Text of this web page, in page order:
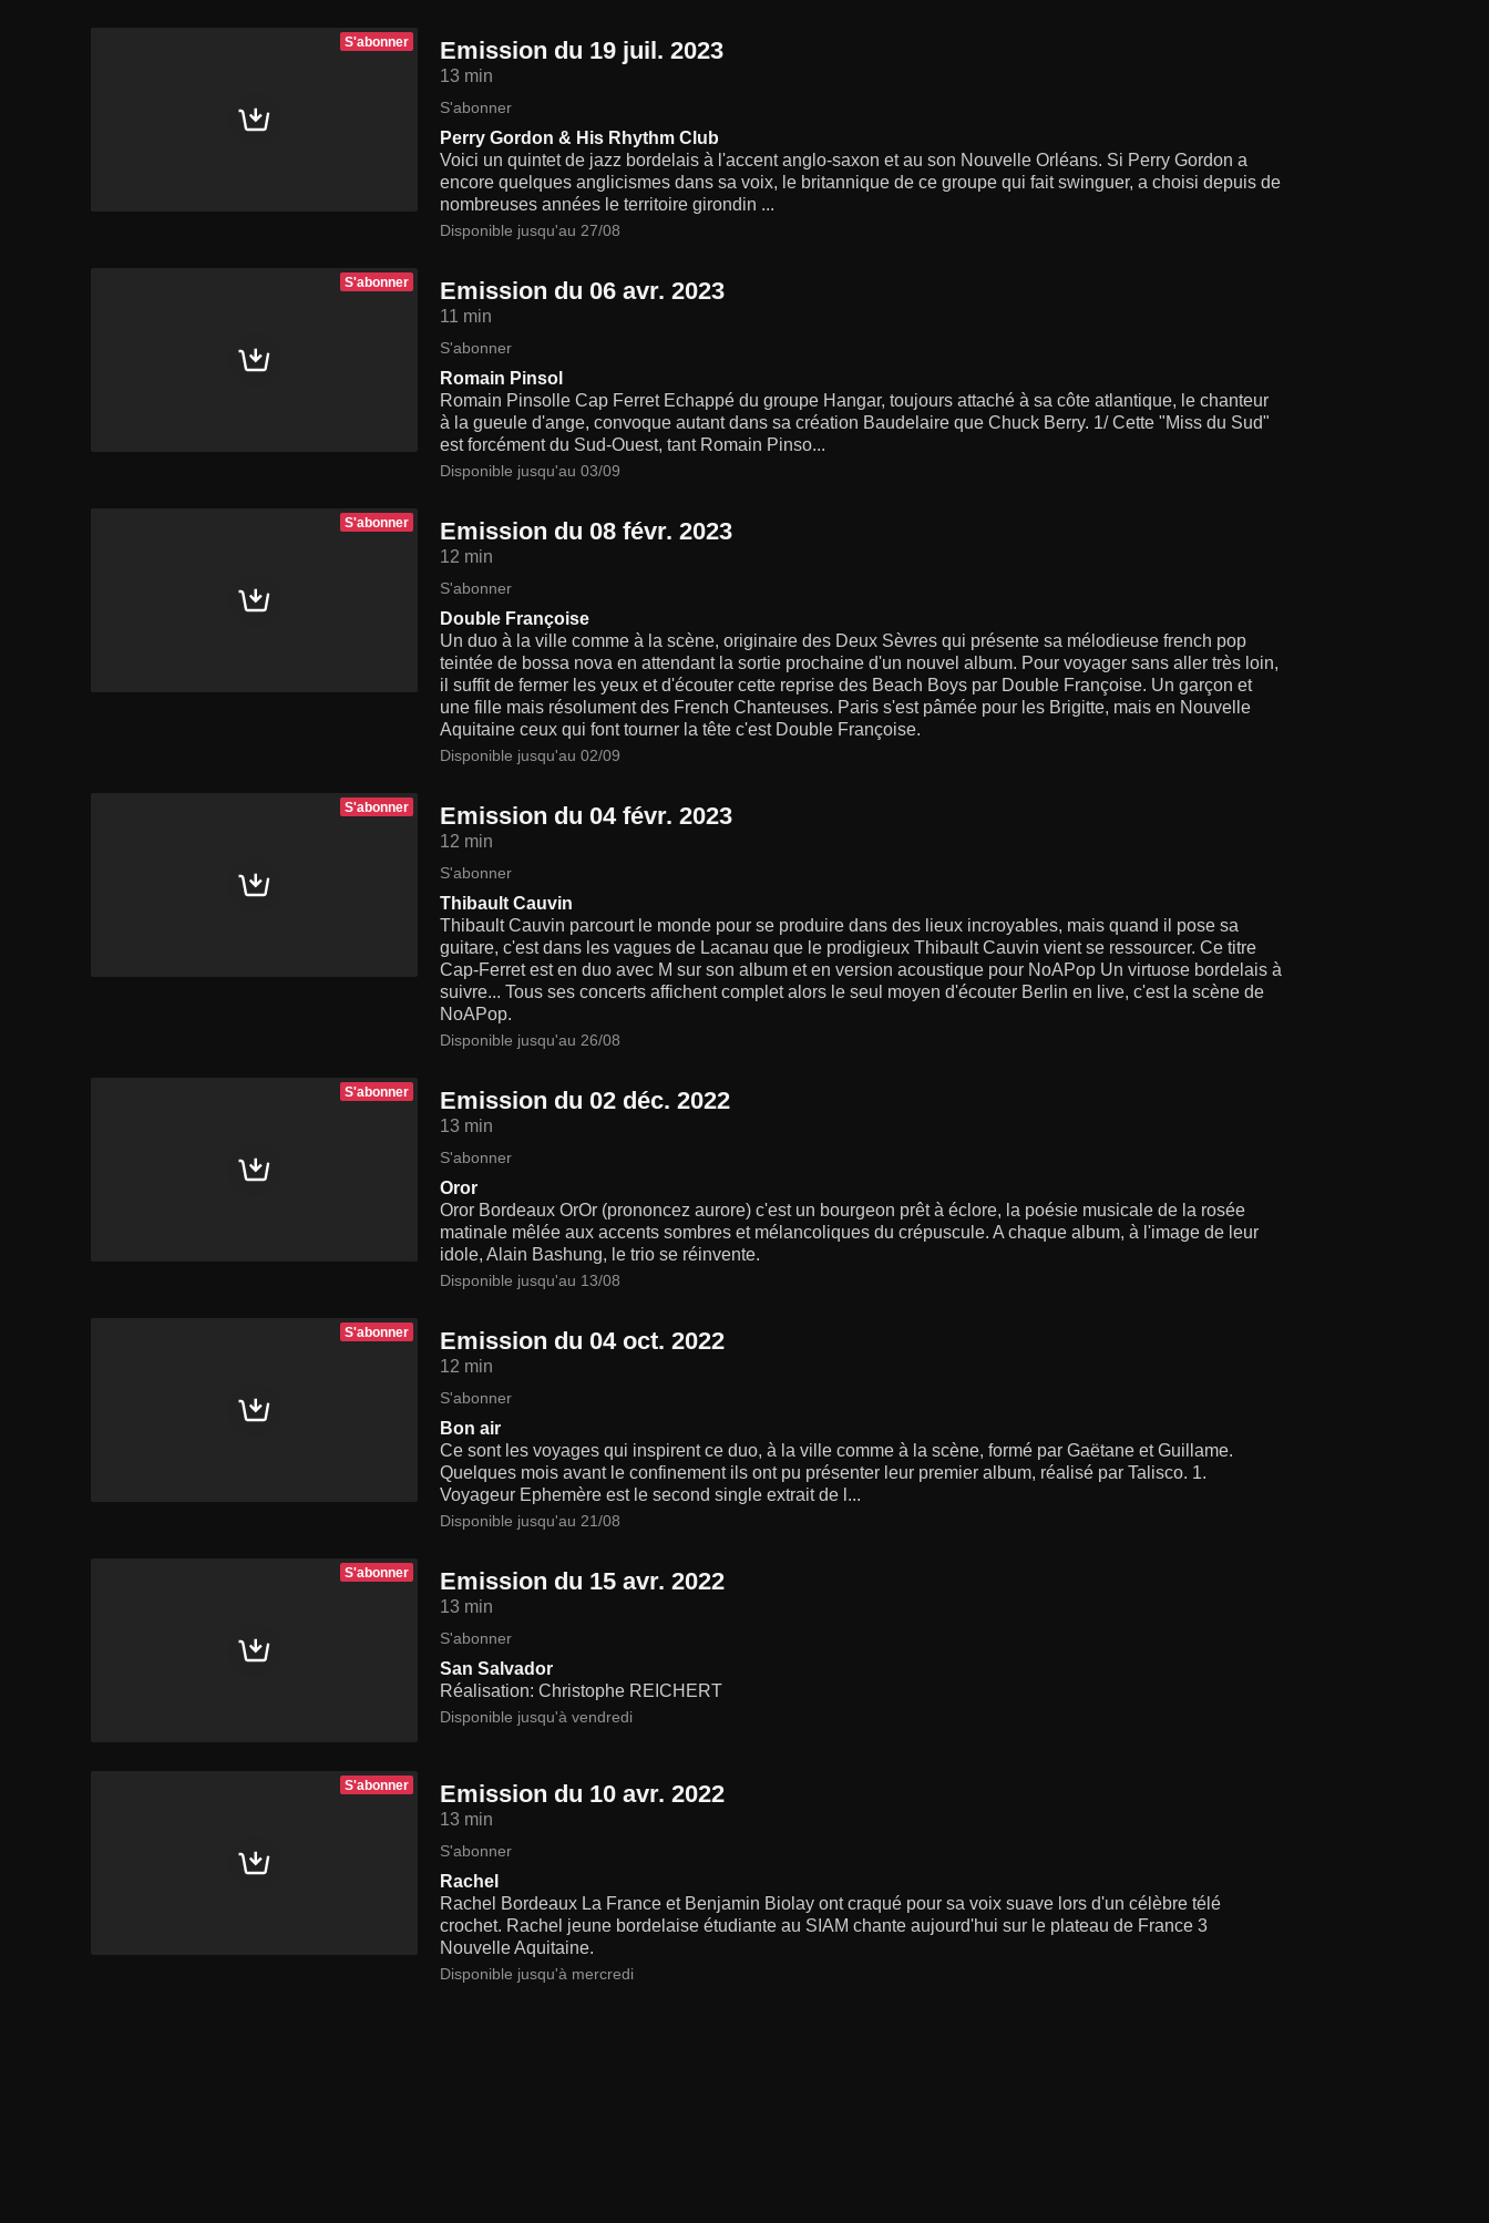
S'abonner Emission du 19 juil. 2023
13 min
S'abonner
Perry Gordon & His Rhythm Club
Voici un quintet de jazz bordelais à l'accent anglo-saxon et au son Nouvelle Orléans. Si Perry Gordon a
encore quelques anglicismes dans sa voix, le britannique de ce groupe qui fait swinguer, a choisi depuis de
nombreuses années le territoire girondin ...
Disponible jusqu'au 27/08
S'abonner Emission du 06 avr. 2023
11 min
S'abonner
Romain Pinsol
Romain Pinsolle Cap Ferret Echappé du groupe Hangar, toujours attaché à sa côte atlantique, le chanteur
à la gueule d'ange, convoque autant dans sa création Baudelaire que Chuck Berry. 1/ Cette "Miss du Sud"
est forcément du Sud-Ouest, tant Romain Pinso...
Disponible jusqu'au 03/09
S'abonner Emission du 08 févr. 2023
12 min
S'abonner
Double Françoise
Un duo à la ville comme à la scène, originaire des Deux Sèvres qui présente sa mélodieuse french pop
teintée de bossa nova en attendant la sortie prochaine d'un nouvel album. Pour voyager sans aller très loin,
il suffit de fermer les yeux et d'écouter cette reprise des Beach Boys par Double Françoise. Un garçon et
une fille mais résolument des French Chanteuses. Paris s'est pâmée pour les Brigitte, mais en Nouvelle
Aquitaine ceux qui font tourner la tête c'est Double Françoise.
Disponible jusqu'au 02/09
S'abonner Emission du 04 févr. 2023
12 min
S'abonner
Thibault Cauvin
Thibault Cauvin parcourt le monde pour se produire dans des lieux incroyables, mais quand il pose sa
guitare, c'est dans les vagues de Lacanau que le prodigieux Thibault Cauvin vient se ressourcer. Ce titre
Cap-Ferret est en duo avec M sur son album et en version acoustique pour NoAPop Un virtuose bordelais à
suivre... Tous ses concerts affichent complet alors le seul moyen d'écouter Berlin en live, c'est la scène de
NoAPop.
Disponible jusqu'au 26/08
S'abonner Emission du 02 déc. 2022
13 min
S'abonner
Oror
Oror Bordeaux OrOr (prononcez aurore) c'est un bourgeon prêt à éclore, la poésie musicale de la rosée
matinale mêlée aux accents sombres et mélancoliques du crépuscule. A chaque album, à l'image de leur
idole, Alain Bashung, le trio se réinvente.
Disponible jusqu'au 13/08
S'abonner Emission du 04 oct. 2022
12 min
S'abonner
Bon air
Ce sont les voyages qui inspirent ce duo, à la ville comme à la scène, formé par Gaëtane et Guillame.
Quelques mois avant le confinement ils ont pu présenter leur premier album, réalisé par Talisco. 1.
Voyageur Ephemère est le second single extrait de l...
Disponible jusqu'au 21/08
S'abonner Emission du 15 avr. 2022
13 min
S'abonner
San Salvador
Réalisation: Christophe REICHERT
Disponible jusqu'à vendredi
S'abonner Emission du 10 avr. 2022
13 min
S'abonner
Rachel
Rachel Bordeaux La France et Benjamin Biolay ont craqué pour sa voix suave lors d'un célèbre télé
crochet. Rachel jeune bordelaise étudiante au SIAM chante aujourd'hui sur le plateau de France 3
Nouvelle Aquitaine.
Disponible jusqu'à mercredi